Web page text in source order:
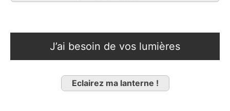
J’ai besoin de vos lumières
Eclairez ma lanterne !